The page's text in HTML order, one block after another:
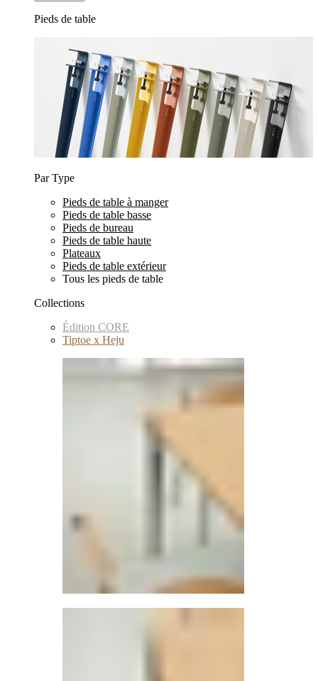
Pieds de table
Par Type
Pieds de table à manger
Pieds de table basse
Pieds de bureau
Pieds de table haute
Plateaux
Pieds de table extérieur
Tous les pieds de table
Collections
Édition CORE
Tiptoe x Heju